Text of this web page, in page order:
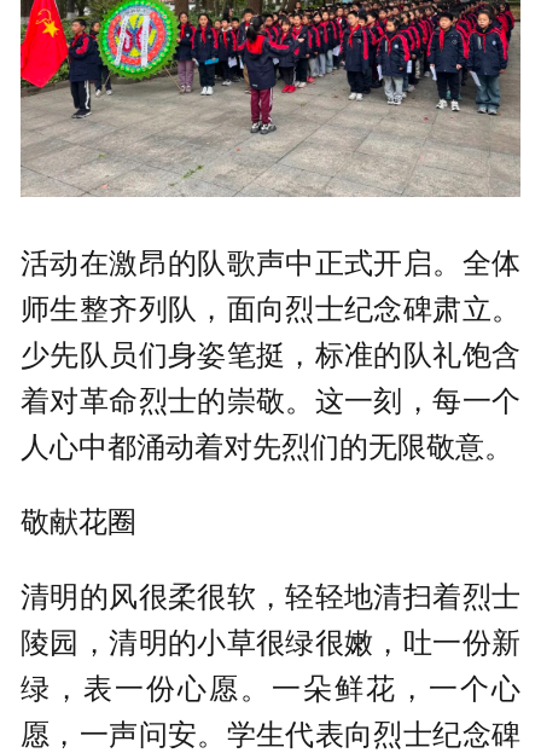
活动在激昂的队歌声中正式开启。全体
师生整齐列队，面向烈士纪念碑肃立。
少先队员们身姿笔挺，标准的队礼饱含
着对革命烈士的崇敬。这一刻，每一个
人心中都涌动着对先烈们的无限敬意。
敬献花圈
清明的风很柔很软，轻轻地清扫着烈士
陵园，清明的小草很绿很嫩，吐一份新
绿，表一份心愿。一朵鲜花，一个心
愿，一声问安。学生代表向烈士纪念碑